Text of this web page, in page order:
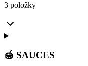
3 položky
🍯 SAUCES